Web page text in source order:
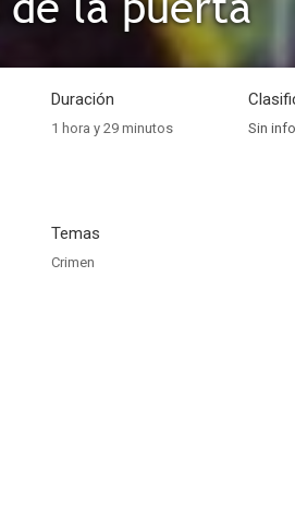
Duración
1 hora y 29 minutos Sin
Temas
Crimen